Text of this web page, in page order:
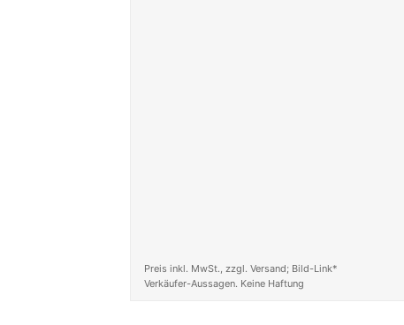
Preis inkl. MwSt., zzgl. Versand; Bild-Link*
Verkäufer-Aussagen. Keine Haftung